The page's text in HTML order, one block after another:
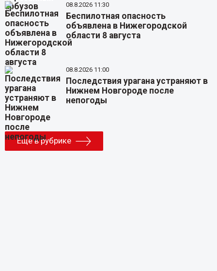
08.8.2026 11:30
Беспилотная опасность
объявлена в Нижегородской
области 8 августа
08.8.2026 11:00
Последствия урагана устраняют в
Нижнем Новгороде после
непогоды
Еще в рубрике